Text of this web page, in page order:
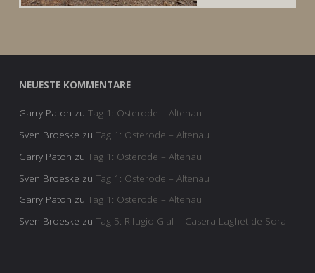
NEUESTE KOMMENTARE
Garry Paton zu Tag 1: Osterode – Altenau
Sven Broeske zu Tag 1: Osterode – Altenau
Garry Paton zu Tag 1: Osterode – Altenau
Sven Broeske zu Tag 1: Osterode – Altenau
Garry Paton zu Tag 1: Osterode – Altenau
Sven Broeske zu Tag 5: Rifugio Giaf – Casera Laghet de Sora